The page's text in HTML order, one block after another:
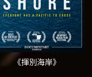
《揮別海岸》